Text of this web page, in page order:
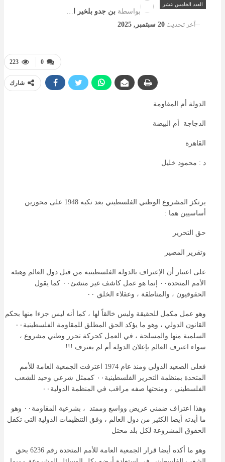
العدد الخامس عشر
بواسطة بن جدو بلخير المشرف العام
آخر تحديث 20 سبتمبر, 2025
0
223
شارك
الدولة أم المقاومة
الدجاجة أم البيضة
القاهرة
د : محمود خليل
يرتكز المشروع الوطني الفلسطيني بعد نكبه 1948 على محورين
أساسيين هما :
حق التحرير
وتقرير المصير
على اعتبار أن الإعتراف بالدولة الفلسطينية من قبل دول العالم وهيئه
الأمم المتحدة٠٠ إنما هو عمل كاشف غير منشئ٠٠ كما يقول
الحقوقيون ، والمناطقة ، وعقلاء الخلق ٠٠
وهو عمل مكمل للحقيقة وليس خالقاً لها ، كما أنه ليس جزءا منها بحكم
القانون الدولي ، وهو ما يؤكد الحق المطلق للمقاومة الفلسطينية٠٠
السلمية منها والمسلحة ، في العمل كحركة تحرر وطني مشروع ،
سواء اعترف العالم بإعلان الدولة أم لم يعترف !!!
فعلى الصعيد الدولي ومنذ عام 1974 اعترفت الجمعية العامة للأمم
المتحدة بمنظمة التحرير الفلسطينية٠٠ كممثل شرعي وحيد للشعب
الفلسطيني ، ومنحتها صفه مراقب في المنظمة الدولية٠٠
وهذا اعتراف ضمني عريض وواسع وممتد ، بشرعية المقاومة٠٠ وهو
ما أيدته أيضا الكثير من دول العالم ، وفق التنظيمات الدولية التي تكفل
الحقوق المشروعة لكل بلد محتل
وهو ما أكده أيضا قرار الجمعية العامة للأمم المتحدة رقم 6236 بحق